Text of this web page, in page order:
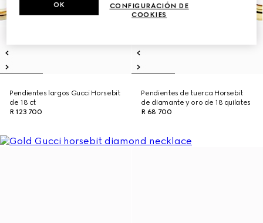
Pendientes largos Gucci Horsebit
de 18 ct
R 123 700
Pendientes de tuerca Horsebit
de diamante y oro de 18 quilates
R 68 700
CONFIGURACIÓN DE
COOKIES
OK